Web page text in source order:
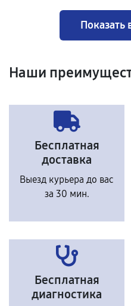
Показать
Наши
Бесплатная
доставка
Выезд курьера до вас
за 30 мин.
Бесплатная
диагностика